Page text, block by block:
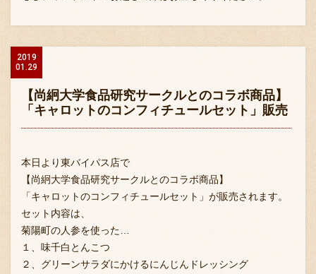
2019
01.29
【尚絅大学食品研究サークルとのコラボ商品】
「キャロットのコンフィチュールセット」販売
本日より東バイパス店で
【尚絅大学食品研究サークルとのコラボ商品】
「キャロットのコンフィチュールセット」が販売されます。
セット内容は、
菊陽町の人参を使った
１、味千白とんこつ
２、グリーンサラダにかけるにんじんドレッシング